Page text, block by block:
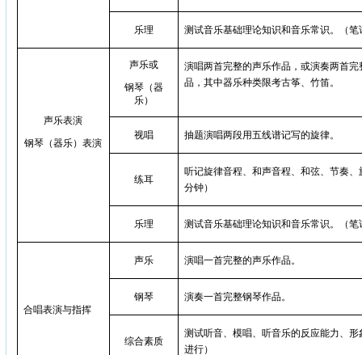
乐理 测试音乐基础理论知识和音乐常识。（笔
声乐表演
钢琴（器乐）表演
声乐或
钢琴（器
乐）
演唱两首完整的声乐作品，或演奏两首完
品，其中器乐种类限考古筝、竹笛。
视唱 抽题演唱两段用五线谱记写的旋律。
练耳
听记旋律音程、和声音程、和弦、节奏、
分钟）
乐理 测试音乐基础理论知识和音乐常识。（笔
合唱表演与指挥
声乐 演唱一首完整的声乐作品。
钢琴 演奏一首完整钢琴作品。
综合素质
测试听音、模唱、听音乐的反应能力、形
进行）